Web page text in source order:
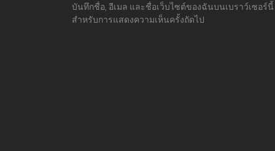
ตอนที่ 18
บันทึกชื่อ, อีเมล และชื่อเว็บไซต์ของฉันบนเบราว์เซอร์นี้
สำหรับการแสดงความเห็นครั้งถัดไป